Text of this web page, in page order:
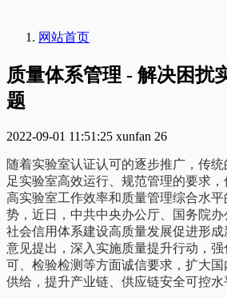
网站首页
质量体系管理 - 解决困扰
题
2022-09-01 11:51:25 xunfan 26
随着实验室认证认可的逐步推广，传
足实验室高效运行、规范管理的要求
高实验室工作效率和质量管理综合水
势，近日，中共中央办公厅、国务院
社会信用体系建设高质量发展促进形成
意见提出，深入实施质量提升行动，
可、检验检测等方面诚信要求，扩大
供给，提升产业链、供应链安全可控水